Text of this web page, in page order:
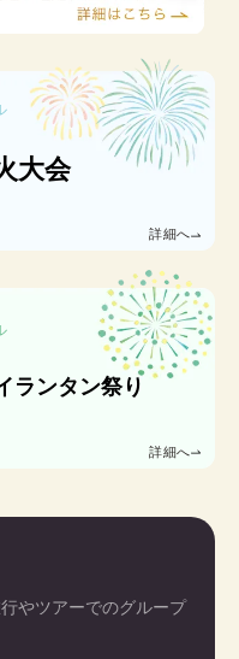
大会
詳細へ
ランタン祭り
詳細へ
やツアーでのグループ